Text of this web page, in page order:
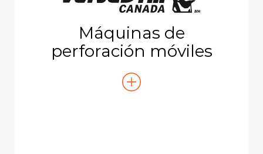
Máquinas de
perforación móviles